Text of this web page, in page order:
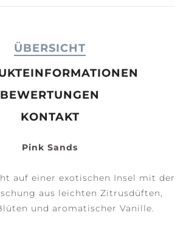
ÜBERSICHT
BEWERTUNGEN
KONTAKT
Pink Sands
auf einer exotischen Insel mit der
aus leichten Zitrusdüften,
und aromatischer Vanille.